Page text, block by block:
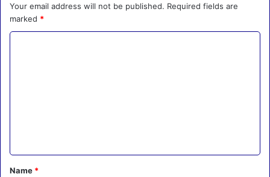
Your email address will not be published. Required fields are
marked *
*
Name *